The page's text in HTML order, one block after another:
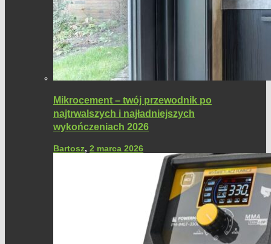
Mikrocement – twój przewodnik po
najtrwalszych i najładniejszych
wykończeniach 2026
Bartosz, 2 marca 2026